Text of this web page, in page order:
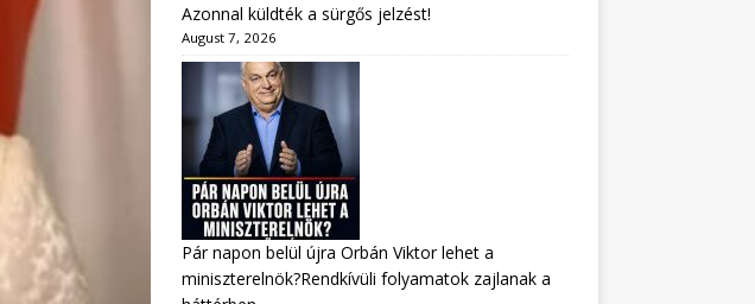
Azonnal küldték a sürgős jelzést!
August 7, 2026
Pár napon belül újra Orbán Viktor lehet a
miniszterelnök?Rendkívüli folyamatok zajlanak a